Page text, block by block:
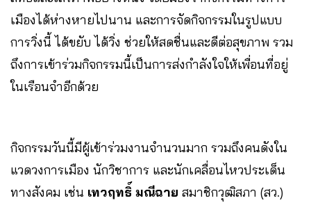
เมืองได้ห่างหายไปนาน และการจัดกิจกรรมในรูปแบบ
การวิ่งนี้ ได้ขยับ ได้วิ่ง ช่วยให้สดชื่นและดีต่อสุขภาพ รวม
ถึงการเข้าร่วมกิจกรรมนี้เป็นการส่งกำลังใจให้เพื่อนที่อยู่
ในเรือนจำอีกด้วย
กิจกรรมวันนี้มีผู้เข้าร่วมงานจำนวนมาก รวมถึงคนดังใน
แวดวงการเมือง นักวิชาการ และนักเคลื่อนไหวประเด็น
ทางสังคม เช่น เทวฤทธิ์ มณีฉาย สมาชิกวุฒิสภา (สว.)